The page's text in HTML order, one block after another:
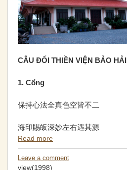
CÂU ĐỐI THIỀN VIỆN BẢO HẢI
1. Cổng
保持心法全真色空皆不二
海印賜皈深妙左右遇其源
Read more
Leave a comment
view(1998)